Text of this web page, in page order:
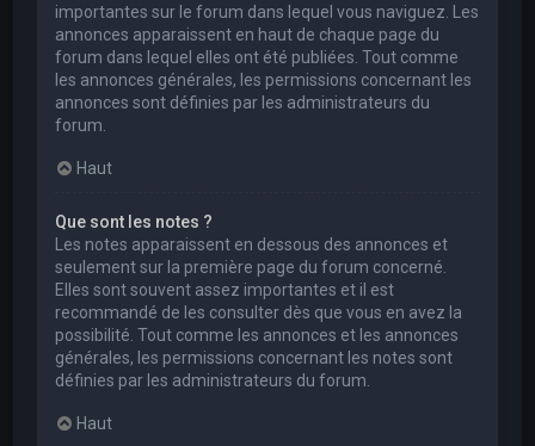
importantes sur le forum dans lequel vous naviguez. Les
annonces apparaissent en haut de chaque page du
forum dans lequel elles ont été publiées. Tout comme
les annonces générales, les permissions concernant les
annonces sont définies par les administrateurs du
forum.
Haut
Que sont les notes ?
Les notes apparaissent en dessous des annonces et
seulement sur la première page du forum concerné.
Elles sont souvent assez importantes et il est
recommandé de les consulter dès que vous en avez la
possibilité. Tout comme les annonces et les annonces
générales, les permissions concernant les notes sont
définies par les administrateurs du forum.
Haut